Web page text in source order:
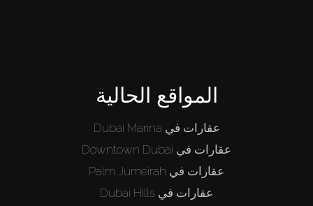
المواقع الحالية
عقارات في Dubai Marina
عقارات في Downtown Dubai
عقارات في Palm Jumeirah
عقارات في Dubai Hills